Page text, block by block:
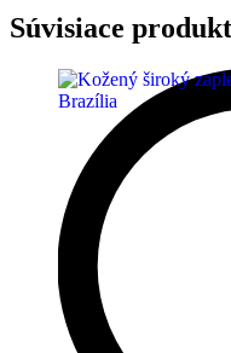
má
môžete
Súvisiace